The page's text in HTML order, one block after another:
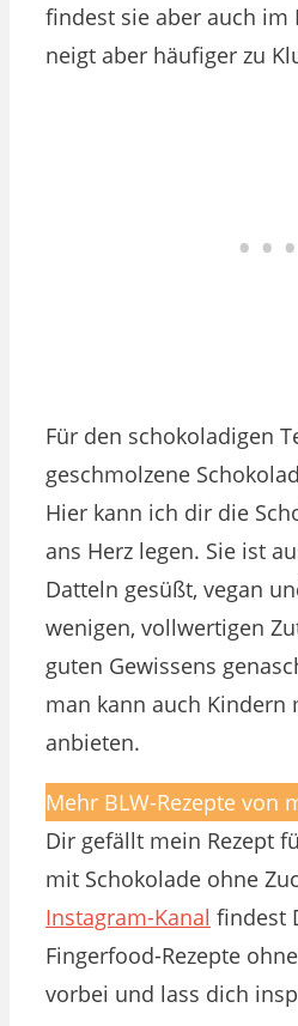
findest sie aber auch im
neigt aber häufiger zu
Für den schokoladigen
geschmolzene
Hier kann ich dir die
ans Herz legen. Sie ist
Datteln gesüßt, vegan
wenigen, vollwertigen
guten Gewissens
man kann auch Kindern
anbieten.
Mehr BLW-Rezepte von
Dir gefällt mein Rezept
mit Schokolade ohne
Instagram-Kanal findest
Fingerfood-Rezepte
vorbei und lass dich